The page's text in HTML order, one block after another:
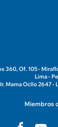
360, Of. 105 -
Lima -
Mama Ocllo 2647 -
Miembros